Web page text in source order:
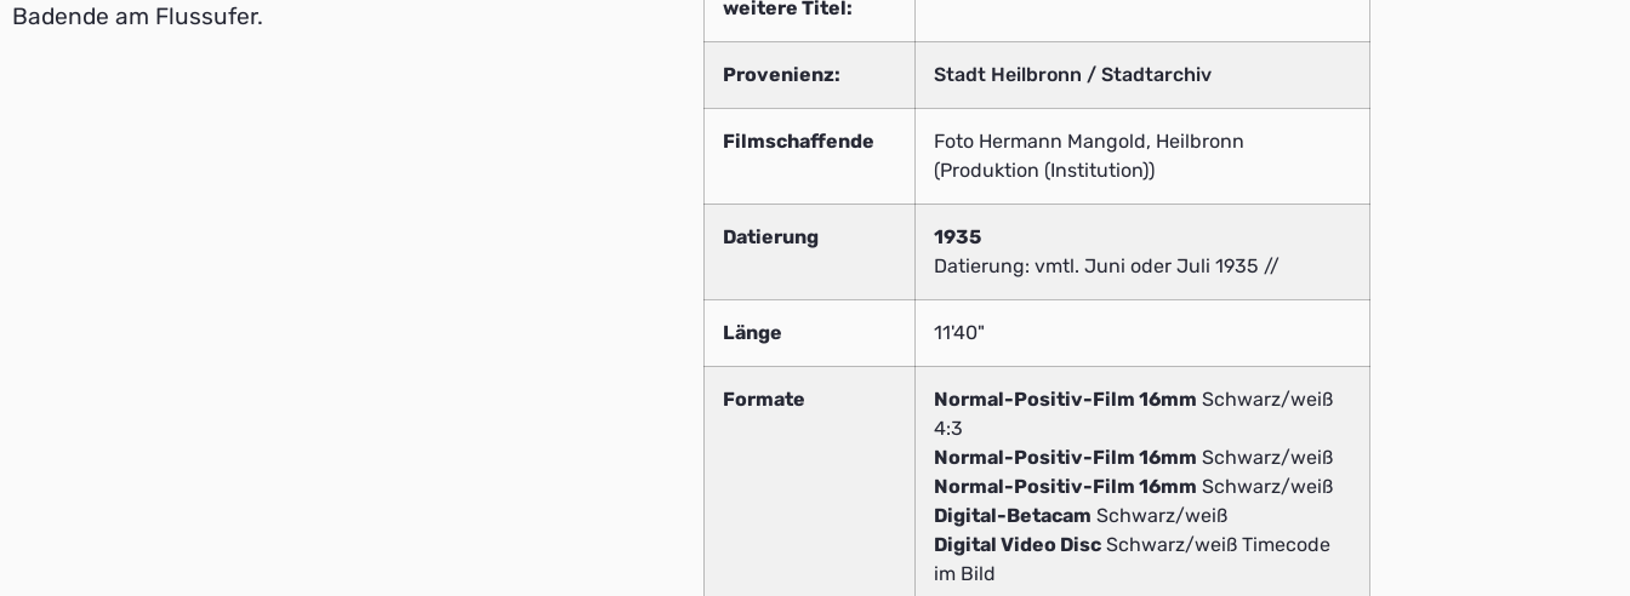
Badende am Flussufer.
weitere Titel:
Provenienz: Stadt Heilbronn / Stadtarchiv
Filmschaffende
Foto Hermann Mangold, Heilbronn
(Produktion (Institution))
Datierung
1935
Datierung: vmtl. Juni oder Juli 1935 //
Länge 11'40"
Formate Normal-Positiv-Film 16mm Schwarz/weiß
4:3
Normal-Positiv-Film 16mm Schwarz/weiß
Normal-Positiv-Film 16mm Schwarz/weiß
Digital-Betacam Schwarz/weiß
Digital Video Disc Schwarz/weiß Timecode
im Bild